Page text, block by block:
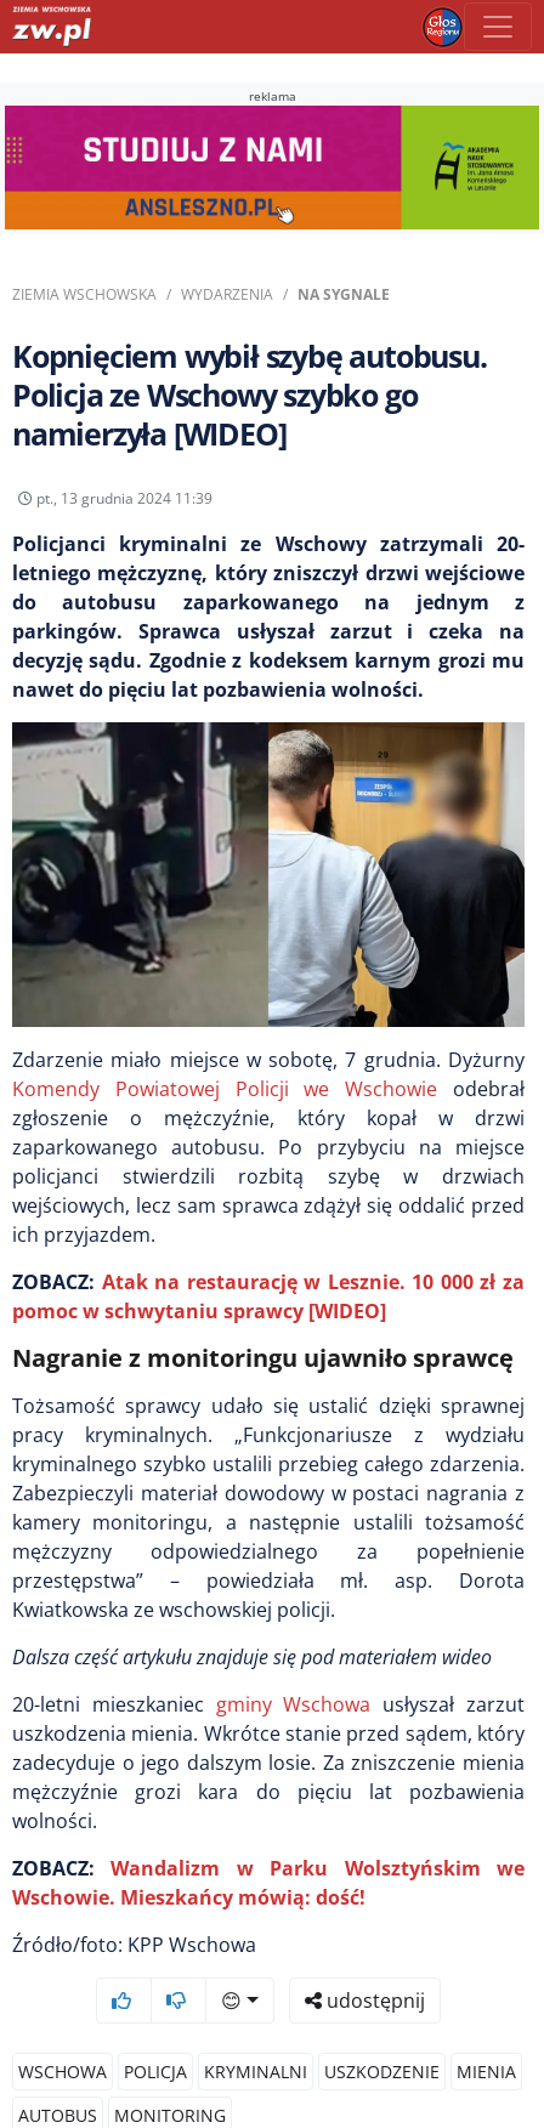
reklama
ZIEMIA WSCHOWSKA WYDARZENIA NA SYGNALE
Kopnięciem wybił szybę autobusu.
Policja ze Wschowy szybko go
namierzyła [WIDEO]
pt., 13 grudnia 2024 11:39
Policjanci kryminalni ze Wschowy zatrzymali 20-
letniego mężczyznę, który zniszczył drzwi wejściowe
do autobusu zaparkowanego na jednym z
parkingów. Sprawca usłyszał zarzut i czeka na
decyzję sądu. Zgodnie z kodeksem karnym grozi mu
nawet do pięciu lat pozbawienia wolności.
Zdarzenie miało miejsce w sobotę, 7 grudnia. Dyżurny
Komendy Powiatowej Policji we Wschowie odebrał
zgłoszenie o mężczyźnie, który kopał w drzwi
zaparkowanego autobusu. Po przybyciu na miejsce
policjanci stwierdzili rozbitą szybę w drzwiach
wejściowych, lecz sam sprawca zdążył się oddalić przed
ich przyjazdem.
ZOBACZ: Atak na restaurację w Lesznie. 10 000 zł za
pomoc w schwytaniu sprawcy [WIDEO]
Nagranie z monitoringu ujawniło sprawcę
Tożsamość sprawcy udało się ustalić dzięki sprawnej
pracy kryminalnych. „Funkcjonariusze z wydziału
kryminalnego szybko ustalili przebieg całego zdarzenia.
Zabezpieczyli materiał dowodowy w postaci nagrania z
kamery monitoringu, a następnie ustalili tożsamość
mężczyzny odpowiedzialnego za popełnienie
przestępstwa” – powiedziała mł. asp. Dorota
Kwiatkowska ze wschowskiej policji.
Dalsza część artykułu znajduje się pod materiałem wideo
20-letni mieszkaniec gminy Wschowa usłyszał zarzut
uszkodzenia mienia. Wkrótce stanie przed sądem, który
zadecyduje o jego dalszym losie. Za zniszczenie mienia
mężczyźnie grozi kara do pięciu lat pozbawienia
wolności.
ZOBACZ:Wandalizm w Parku Wolsztyńskim we
Wschowie. Mieszkańcy mówią: dość!
Źródło/foto: KPP Wschowa
😊 udostępnij
WSCHOWA POLICJA KRYMINALNI USZKODZENIE
MIENIA
AUTOBUS
MONITORING